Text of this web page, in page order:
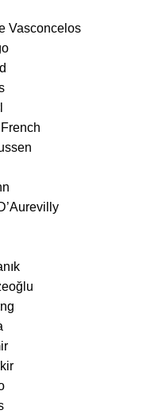
Vasconcelos